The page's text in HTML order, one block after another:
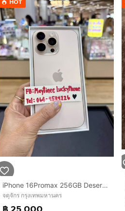
HOT
iPhone 16Promax 256GB Desertมีตำหนิ จอเป็นจุด 1จุด เล็กๆ ตรงขอบเครื่องขอลูกค้าที่รับได้นะคะ
จตุจักร กรุงเทพมหานคร